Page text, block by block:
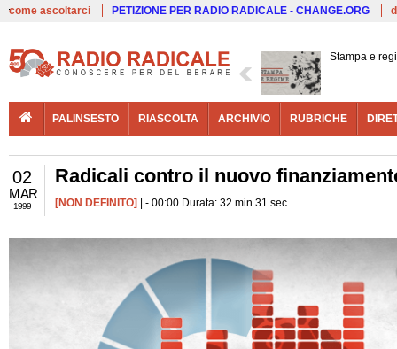
come ascoltarci PETIZIONE PER RADIO RADICALE - CHANGE.ORG
Stampa e
PALINSESTO RIASCOLTA ARCHIVIO RUBRICHE
02
MAR
1999
Radicali contro il nuovo
[NON DEFINITO] | - 00:00 Durata: 32 min 31 sec